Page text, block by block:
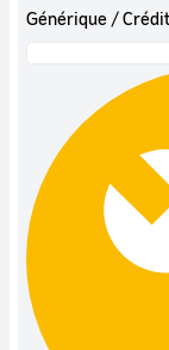
Générique /